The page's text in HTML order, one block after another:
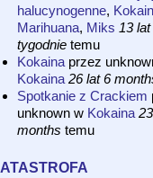
halucynogenne,
Marihuana, Miks 13 lat
tygodnietemu
Kokaina przez
Kokaina 26 lat 6
Spotkanie z Crackiem
unknown w Kokaina
months temu